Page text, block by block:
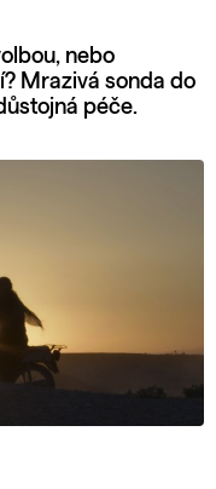
nebo
Mrazivá sonda do
péče.